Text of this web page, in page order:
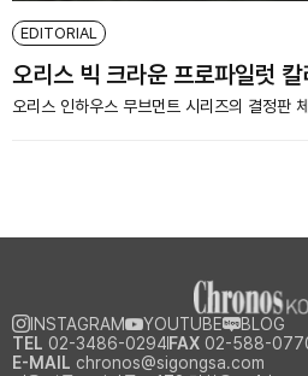
EDITORIAL
오리스 빅 크라운 프로파일럿
오리스 인하우스 무브먼트 시리즈의 결정판
INSTAGRAM YOUTUBE
BLOG
TEL 02-3486-0294 FAX 02-588-
E-MAIL chronos@sigongsa.com